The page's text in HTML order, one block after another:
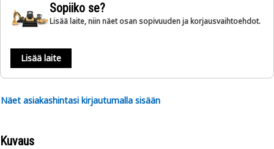
Sopiiko se?
Lisää laite, niin näet osan sopivuuden ja korjausvaihtoehdot.
Lisää laite
Näet asiakashintasi kirjautumalla sisään
Kuvaus